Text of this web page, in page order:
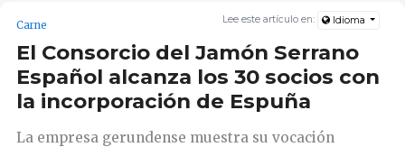
Lee este artículo en: Idioma
Carne
El Consorcio del Jamón Serrano
Español alcanza los 30 socios con
la incorporación de Espuña
La empresa gerundense muestra su vocación